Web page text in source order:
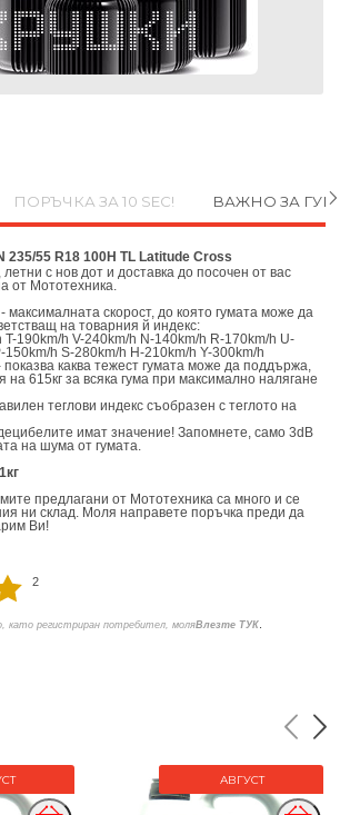
ПОРЪЧКА ЗА 10 SEC! ВАЖНО ЗА
235/55 R18 100H TL Latitude Cross
летни с нов дот и доставка до посочен от вас
от Мототехника.
- максималната скорост, до която гумата може да
на товарния й индекс:
T-190km/h V-240km/h N-140km/h R-170km/h U-
150km/h S-280km/h H-210km/h Y-300km/h
показва каква тежест гумата може да поддържа,
на 615кг за всяка гума при максимално налягане
теглови индекс съобразен с теглото на
имат значение! Запомнете, само 3dB
на шума от гумата.
предлагани от Мототехника са много и се
ни склад. Моля направете поръчка преди да
Ви!
2
като регистриран потребител, моляВлезте ТУК
АВГУСТ